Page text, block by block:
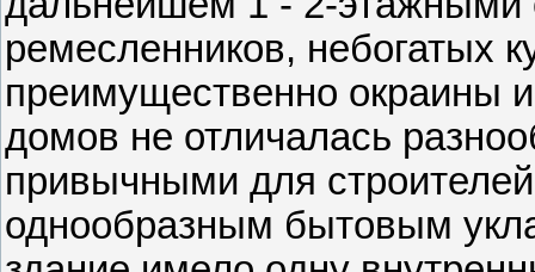
ремесленников, небогатых
преимущественно окраины
домов не отличалась
привычными для
однообразным бытовым